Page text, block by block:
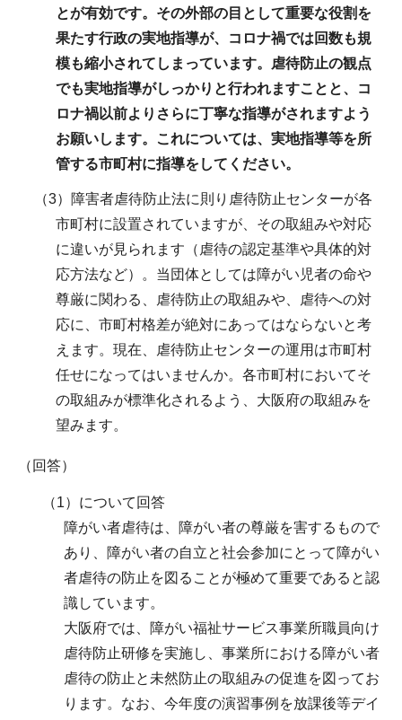
とが有効です。その外部の目として重要な役割を
果たす行政の実地指導が、コロナ禍では回数も規
模も縮小されてしまっています。虐待防止の観点
でも実地指導がしっかりと行われますことと、コ
ロナ禍以前よりさらに丁寧な指導がされますよう
お願いします。これについては、実地指導等を所
管する市町村に指導をしてください。
（3）障害者虐待防止法に則り虐待防止センターが各
市町村に設置されていますが、その取組みや対応
に違いが見られます（虐待の認定基準や具体的対
応方法など）。当団体としては障がい児者の命や
尊厳に関わる、虐待防止の取組みや、虐待への対
応に、市町村格差が絶対にあってはならないと考
えます。現在、虐待防止センターの運用は市町村
任せになってはいませんか。各市町村においてそ
の取組みが標準化されるよう、大阪府の取組みを
望みます。
（回答）
（1）について回答
障がい者虐待は、障がい者の尊厳を害するもので
あり、障がい者の自立と社会参加にとって障がい
者虐待の防止を図ることが極めて重要であると認
識しています。
大阪府では、障がい福祉サービス事業所職員向け
虐待防止研修を実施し、事業所における障がい者
虐待の防止と未然防止の取組みの促進を図ってお
ります。なお、今年度の演習事例を放課後等デイ